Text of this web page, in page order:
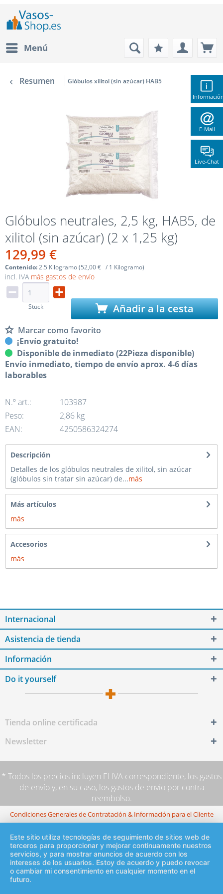
E-Mail
Live-Chat
Menú
Resumen Glóbulos xilitol (sin azúcar) HAB5
Glóbulos neutrales, 2,5 kg, HAB5, de
xilitol (sin azúcar) (2 x 1,25 kg)
129,99 €
Contenido:2.5 Kilogramo (52,00 € / 1 Kilogramo)
incl. IVA más gastos de envío
Stück Añadir a la cesta
Marcar como favorito
¡Envío gratuito!
Disponible de inmediato (22Pieza disponible)
Envío inmediato, tiempo de envío aprox. 4-6 días
laborables
N.º art.:
103987
Peso:
2,86 kg
EAN:
4250586324274
Descripción
Detalles de los glóbulos neutrales de xilitol, sin azúcar
(glóbulos sin tratar sin azúcar) de...más
Más artículos
más
Accesorios
más
Internacional
Asistencia de tienda
Información
Do it yourself
Tienda online certificada
Newsletter
* Todos los precios incluyen El IVA correspondiente, los gastos
de envíoy, en su caso, los gastos de envío por contra
reembolso.
Condiciones Generales de Contratación & Información para el Cliente
Este sitio utiliza tecnologías de seguimiento de sitios web de
terceros para proporcionar y mejorar continuamente nuestros
servicios, y para mostrar anuncios de acuerdo con los
intereses de los usuarios. Estoy de acuerdo y puedo revocar
o cambiar mi consentimiento en cualquier momento en el
futuro.